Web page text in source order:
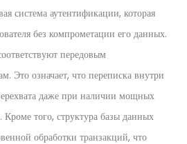
система аутентификации, которая
без компрометации его данных.
передовым
Это означает, что переписка внутри
даже при наличии мощных
Кроме того, структура базы данных
обработки транзакций, что